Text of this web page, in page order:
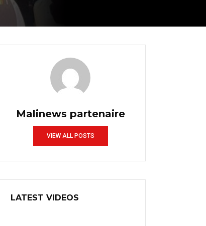
Malinews partenaire
VIEW ALL POSTS
LATEST VIDEOS